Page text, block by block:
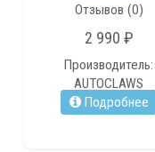
Отзывов (0)
2 990 ₽
Производитель:
AUTOCLAWS
Подробнее